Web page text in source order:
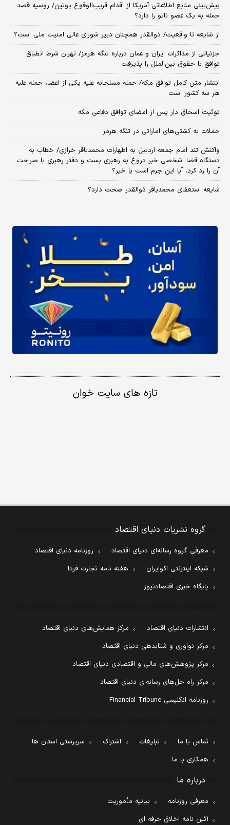
پیش‌بینی منابع اطلاعاتی آمریکا از اقدام قریب‌الوقوع پوتین/ روسیه قصد
حمله به یک عضو ناتو را دارد؟
از شایعه تا واقعیت/ ذوالقدر همچنان دبیر شورای ‌عالی امنیت ملی است؟
جزئیاتی از مذاکرات ایران و عمان درباره تنگه هرمز/ تهران شرط انطباق
توافق با حقوق بین‌الملل را پذیرفت
انتشار متن کامل توافق مکه/ حمله مسلحانه علیه یکی از اعضا، حمله علیه
هر سه کشور است
توئیت اسحاق دار پس از امضای توافق دفاعی مکه
حملات به کشتی‌های اماراتی در تنگه هرمز
واکنش تند امام جمعه اردبیل به اظهارات محمدباقر خرازی/ خطاب به
دستگاه قضا: شخصی خبر دروغ به رهبری بست و دفتر رهبری با صراحت
آن را رد کرد، آیا این جرم است یا خیر؟
شایعه استعفای محمدباقر ذوالقدر صحت دارد؟
تازه های سایت خوان
گروه نشریات دنیای اقتصاد
معرفی گروه رسانه‌ای دنیای اقتصاد
روزنامه دنیای اقتصاد
شبکه اینترنتی اکوایران
هفته نامه تجارت فردا
پایگاه خبری اقتصادنیوز
انتشارات دنیای اقتصاد
مرکز همایش‌های دنیای اقتصاد
مرکز نوآوری و شتابدهی دنیای اقتصاد
مرکز پژوهش‌های مالی و اقتصادی دنیای اقتصاد
مرکز راه حل‌های رسانه‌ای دنیای اقتصاد
روزنامه انگلیسی Financial Tribune
تماس با ما تبلیغات اشتراک
سرپرستی استان ها
همکاری با ما
درباره ما
معرفی روزنامه
بیانیه مأموریت
آئین نامه اخلاق حرفه ای